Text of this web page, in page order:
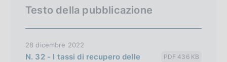
Testo della pubblicazione
28 dicembre 2022
N. 32 - I tassi di recupero delle
PDF 436 KB